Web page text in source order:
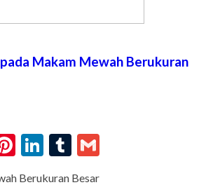
Makam Mewah Berukuran
Pinterest
LinkedIn
Tumblr
Berukuran Besar